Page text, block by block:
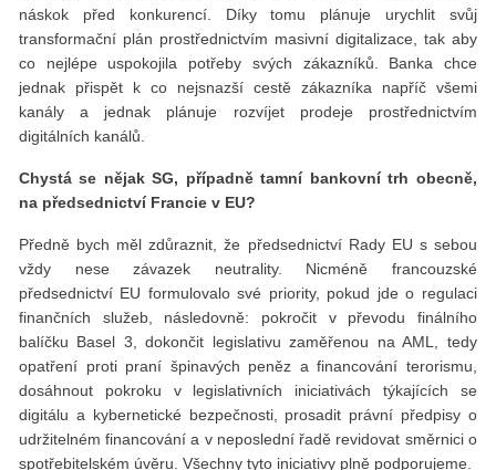
náskok před konkurencí. Díky tomu plánuje urychlit svůj
transformační plán prostřednictvím masivní digitalizace, tak aby
co nejlépe uspokojila potřeby svých zákazníků. Banka chce
jednak přispět k co nejsnazší cestě zákazníka napříč všemi
kanály a jednak plánuje rozvíjet prodeje prostřednictvím
digitálních kanálů.
Chystá se nějak SG, případně tamní bankovní trh obecně,
na předsednictví Francie v EU?
Předně bych měl zdůraznit, že předsednictví Rady EU s sebou
vždy nese závazek neutrality. Nicméně francouzské
předsednictví EU formulovalo své priority, pokud jde o regulaci
finančních služeb, následovně: pokročit v převodu finálního
balíčku Basel 3, dokončit legislativu zaměřenou na AML, tedy
opatření proti praní špinavých peněz a financování terorismu,
dosáhnout pokroku v legislativních iniciativách týkajících se
digitálu a kybernetické bezpečnosti, prosadit právní předpisy o
udržitelném financování a v neposlední řadě revidovat směrnici o
spotřebitelském úvěru. Všechny tyto iniciativy plně podporujeme.